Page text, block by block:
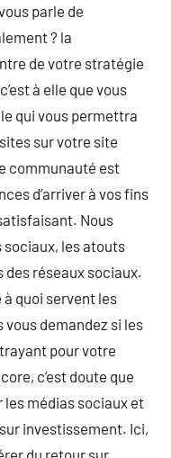
parle de
? la
de votre stratégie
à elle que vous
qui vous permettra
sur votre site
communauté est
d’arriver à vos fins
Nous
sociaux, les atouts
des réseaux sociaux.
quoi servent les
vous demandez si les
pour votre
c’est doute que
les médias sociaux et
investissement. Ici,
du retour sur